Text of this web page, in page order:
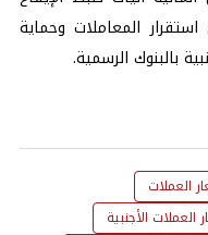
المعاملات وحماية
بالبنوك الرسمية.
العملات
العملات الأجنبية